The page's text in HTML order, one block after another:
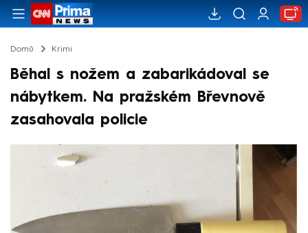
Domů Krimi
Běhal s nožem a zabarikádoval se
nábytkem. Na pražském Břevnově
zasahovala policie